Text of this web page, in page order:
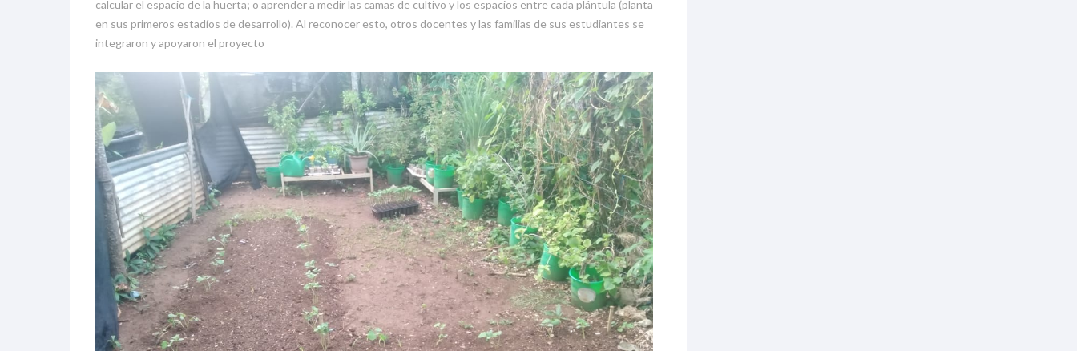
calcular el espacio de la huerta; o aprender a medir las camas de cultivo y los espacios entre cada plántula (planta
en sus primeros estadíos de desarrollo). Al reconocer esto, otros docentes y las familias de sus estudiantes se
integraron y apoyaron el proyecto